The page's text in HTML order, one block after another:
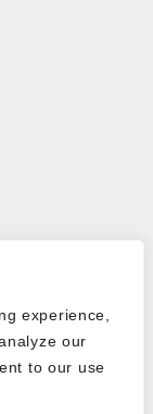
experience,
our
to our use